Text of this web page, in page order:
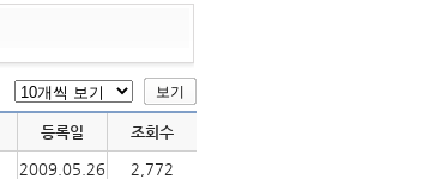
등록일 조회수
2009.05.26 2,772